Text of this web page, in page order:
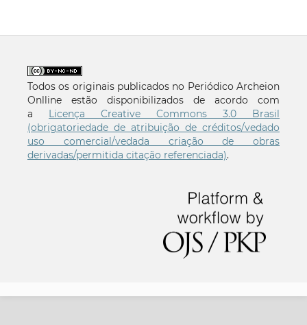
Todos os originais publicados no Periódico Archeion
Onlline estão disponibilizados de acordo com
a Licença Creative Commons 3.0 Brasil
(obrigatoriedade de atribuição de créditos/vedado
uso comercial/vedada criação de obras
derivadas/permitida citação referenciada).